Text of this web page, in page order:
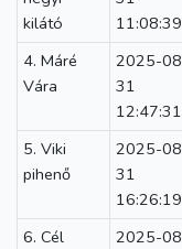
kilátó
11:08:39
4. Máré
Vára
2025-
31
12:47:31
5. Viki
pihenő
2025-
31
16:26:19
6. Cél
2025-